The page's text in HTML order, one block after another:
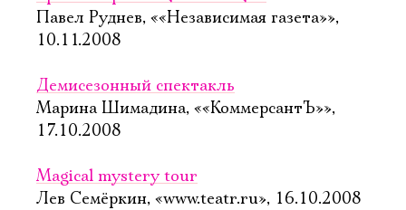
Павел Руднев, ««Независимая газета»»,
10.11.2008
Демисезонный спектакль
Марина Шимадина, ««КоммерсантЪ»»,
17.10.2008
Magical mystery tour
Лев Семёркин, «www.teatr.ru», 16.10.2008